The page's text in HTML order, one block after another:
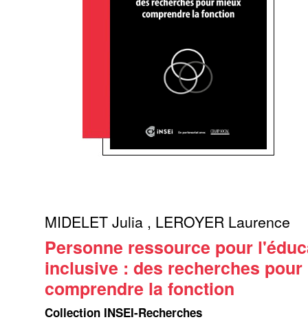
MIDELET Julia , LEROYER Laurence
Personne ressource pour
inclusive : des recherches pour
comprendre la fonction
Collection INSEI-Recherches